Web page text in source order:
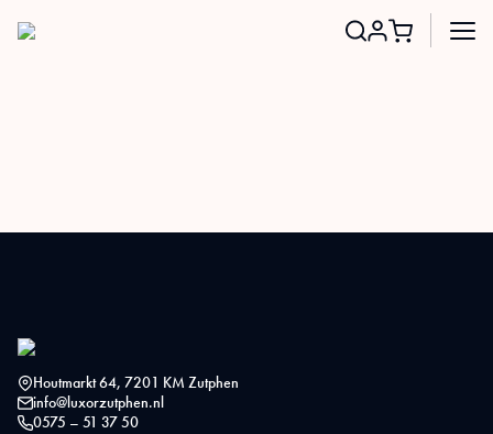
Houtmarkt 64, 7201 KM Zutphen
info@luxorzutphen.nl
0575 – 51 37 50